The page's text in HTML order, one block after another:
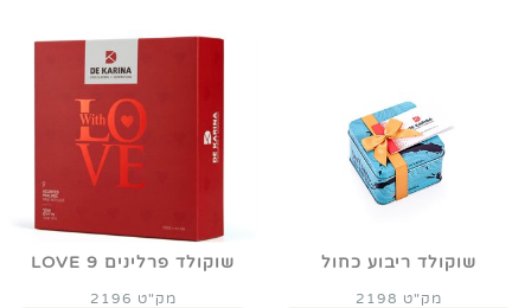
שוקולד ריבוע כחול
מק"ט 2198
שוקולד פרלינים 9 LOVE
מק"ט 2196